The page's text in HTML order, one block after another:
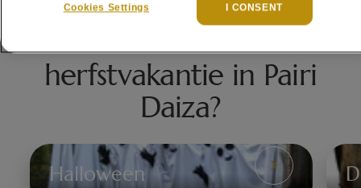
Wat te doen in de
herfstvakantie in Pairi
Daiza?
Halloween
Halloween
De
Cookies Settings I CONSENT